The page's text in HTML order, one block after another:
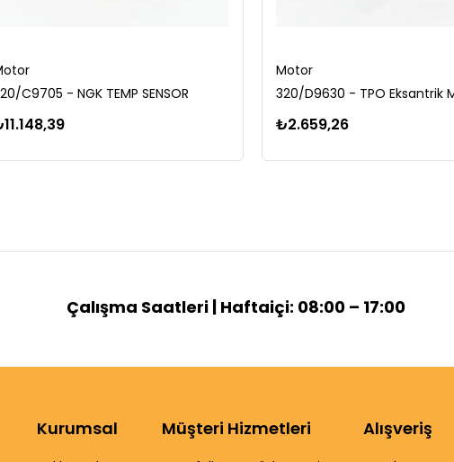
C9705 - NGK TEMP SENSOR
Motor
₺2.659,26
Çalışma Saatleri | Haftaiçi: 08:00 – 17:00
Kurumsal Müşteri Hizmetleri Alışveriş